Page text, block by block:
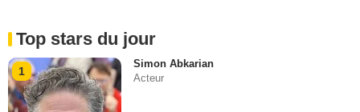
Top stars du jour
1
Simon Abkarian
Acteur